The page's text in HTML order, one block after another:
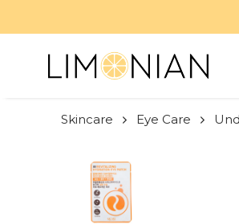
Skincare Eye Care